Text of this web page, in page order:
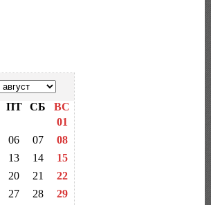
ПТ СБ
ВС
01
06 07
08
13 14
15
20 21
22
27 28
29